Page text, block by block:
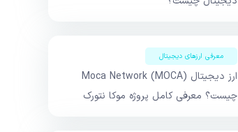
معرفی ارزهای دیجیتال
ارز دیجیتال Moca Network (MOCA)
چیست؟ معرفی کامل پروژه موکا نتورک